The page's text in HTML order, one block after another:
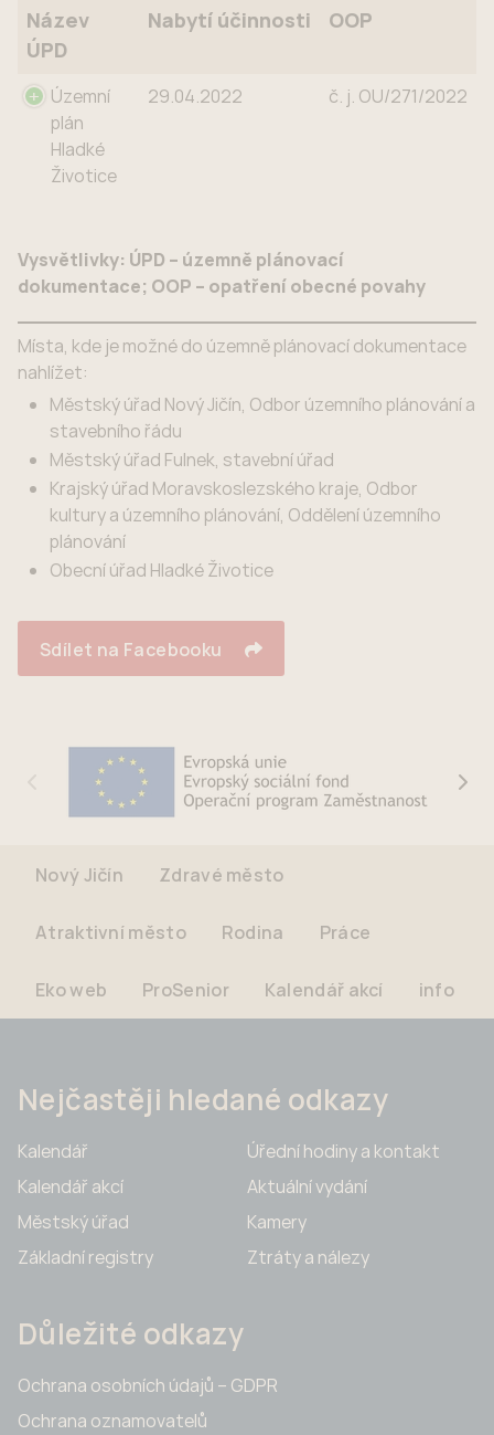
Název
ÚPD
Nabytí účinnosti OOP
Název
ÚPD
Nabytí účinnosti OOP
Územní
plán
Hladké
Životice
29.04.2022 č. j. OU/271/2022
Vysvětlivky: ÚPD – územně plánovací
dokumentace; OOP – opatření obecné povahy
Místa, kde je možné do územ­ně plá­no­va­cí do­ku­men­ta­ce
na­hlí­žet:
Měst­ský úřad Nový Jičín, Odbor územ­ní­ho plá­no­vá­ní a
sta­veb­ní­ho řádu
Měst­ský úřad Fulnek, stavební úřad
Krajský úřad Moravskoslezského kraje, Odbor
kultury a územního plánování, Oddělení územního
plánování
Obec­ní úřad Hladké Životice
Sdílet na Facebooku
Nový Jičín Zdravé město
Atraktivní město Rodina Práce
Eko web ProSenior Kalendář akcí info
Nejčastěji hledané odkazy
Kalendář
Kalendář akcí
Městský úřad
Základní registry
Úřední hodiny a kontakt
Aktuální vydání
Kamery
Ztráty a nálezy
Důležité odkazy
Ochrana osobních údajů – GDPR
Ochrana oznamovatelů